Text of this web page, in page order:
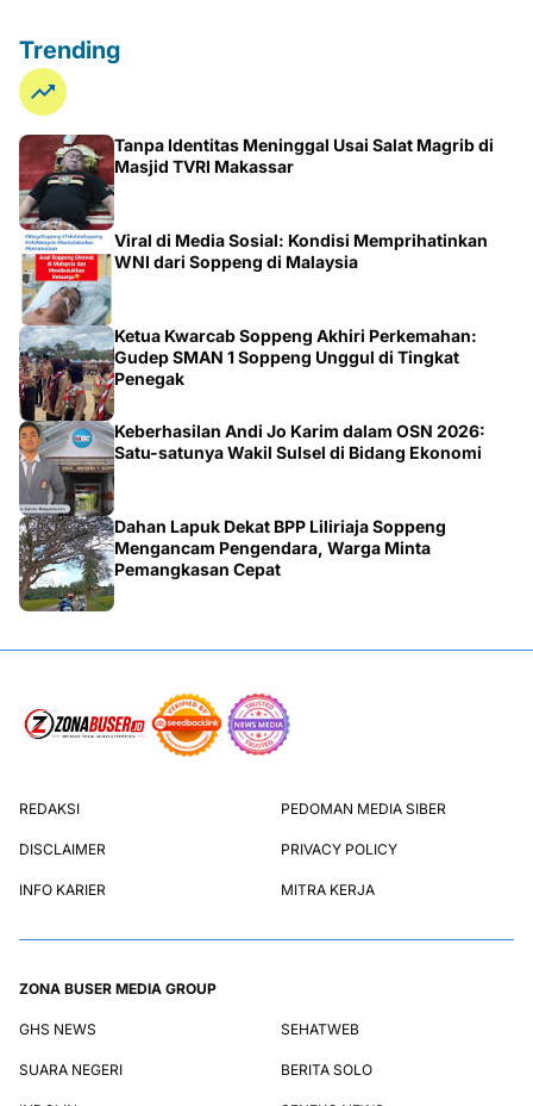
Trending
Tanpa Identitas Meninggal Usai Salat Magrib di
Masjid TVRI Makassar
Viral di Media Sosial: Kondisi Memprihatinkan
WNI dari Soppeng di Malaysia
Ketua Kwarcab Soppeng Akhiri Perkemahan:
Gudep SMAN 1 Soppeng Unggul di Tingkat
Penegak
Keberhasilan Andi Jo Karim dalam OSN 2026:
Satu-satunya Wakil Sulsel di Bidang Ekonomi
Dahan Lapuk Dekat BPP Liliriaja Soppeng
Mengancam Pengendara, Warga Minta
Pemangkasan Cepat
REDAKSI PEDOMAN MEDIA SIBER
DISCLAIMER PRIVACY POLICY
INFO KARIER MITRA KERJA
ZONA BUSER MEDIA GROUP
GHS NEWS SEHATWEB
SUARA NEGERI BERITA SOLO